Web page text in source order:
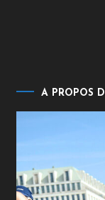
A PROPOS